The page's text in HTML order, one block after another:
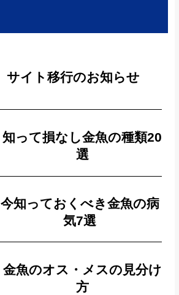
サイト移行のお知らせ
知って損なし金魚の種類20
選
今知っておくべき金魚の病
気7選
金魚のオス・メスの見分け
方